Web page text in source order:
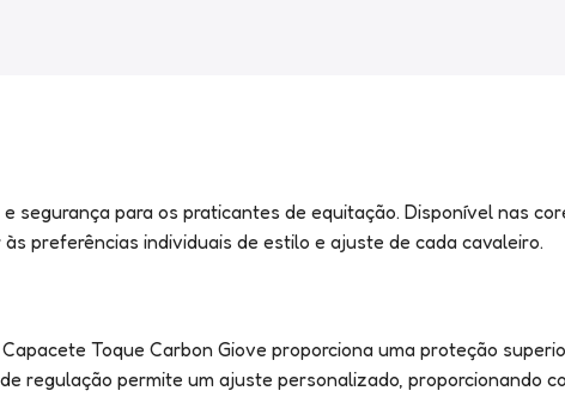
segurança para os praticantes de equitação. Disponível nas
preferências individuais de estilo e ajuste de cada cavaleiro.
Toque Carbon Giove proporciona uma proteção
regulação permite um ajuste personalizado, proporcionando